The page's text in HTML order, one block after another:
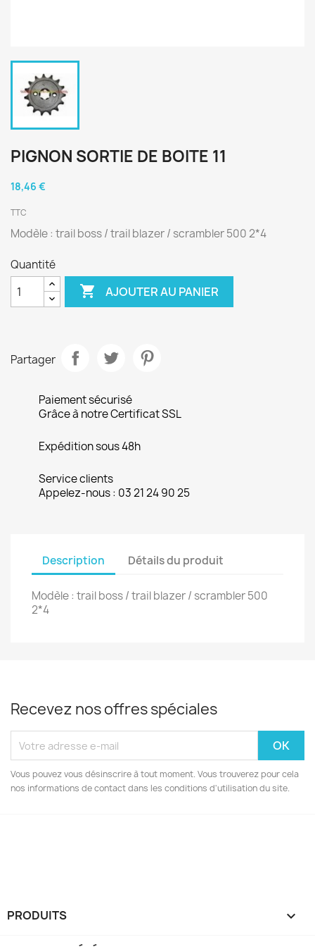
PIGNON SORTIE DE BOITE 11
18,46 €
TTC
Modèle : trail boss / trail blazer / scrambler 500 2*4
Quantité
 AJOUTER AU PANIER
Partager
Paiement sécurisé
Grâce à notre Certificat SSL
Expédition sous 48h
Service clients
Appelez-nous : 03 21 24 90 25
Description Détails du produit
Modèle : trail boss / trail blazer / scrambler 500
2*4
Recevez nos offres spéciales
Vous pouvez vous désinscrire à tout moment. Vous trouverez pour cela
nos informations de contact dans les conditions d'utilisation du site.
PRODUITS 